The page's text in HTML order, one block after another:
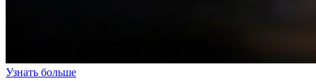
Узнать больше